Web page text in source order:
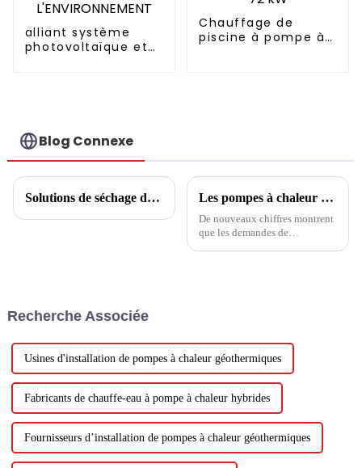
alliant système
photovoltaïque et
Chauffage de
piscine à pompe à
Blog Connexe
Solutions de séchage du tabac Les pompes à chaleur sont très demandées alors que les demandes de subventions augmentent de 75 %
De nouveaux chiffres montrent
que les demandes de
Recherche Associée
Usines d'installation de pompes à chaleur géothermiques
Fabricants de chauffe-eau à pompe à chaleur hybrides
Fournisseurs d’installation de pompes à chaleur géothermiques